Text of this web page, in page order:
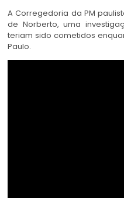
A Corregedoria da PM
de Norberto, uma
teriam sido cometidos
Paulo.